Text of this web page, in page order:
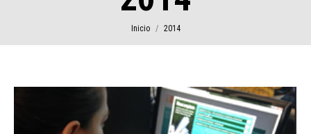
Estás aquí:
Inicio 2014